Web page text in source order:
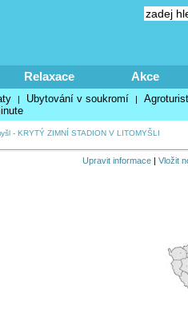
Relaxace Akce
| Ubytování v soukromí |
- KRYTÝ ZIMNÍ STADION V LITOMYŠLI
Upravit informace| Vložit